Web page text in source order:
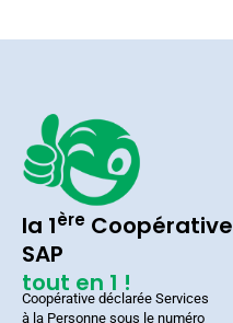
la 1ère Coopérative
SAP
tout en 1 !
Coopérative déclarée Services
à la Personne sous le numéro